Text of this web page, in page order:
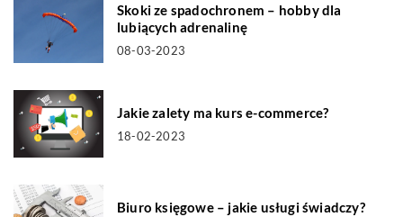
Skoki ze spadochronem – hobby dla
lubiących adrenalinę
08-03-2023
Jakie zalety ma kurs e-commerce?
18-02-2023
Biuro księgowe – jakie usługi świadczy?